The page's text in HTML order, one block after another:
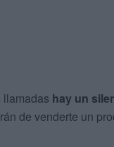
llamadas hay un
de venderte un